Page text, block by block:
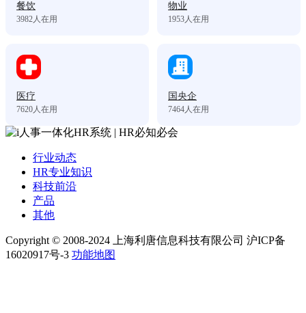
餐饮
3982人在用
物业
1953人在用
医疗
7620人在用
国央企
7464人在用
行业动态
HR专业知识
科技前沿
产品
其他
Copyright © 2008-2024 上海利唐信息科技有限公司 沪ICP备
16020917号-3 功能地图